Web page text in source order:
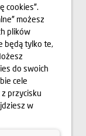
animacje oraz
oraz
etapie realizacji.
budynku.
cookies”.
możesz
plików
będą tylko te,
do swoich
cele
przycisku
w